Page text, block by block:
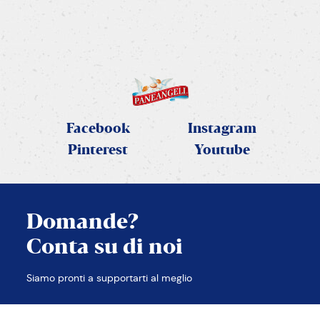
Facebook
Instagram
Pinterest
Youtube
Domande?
Conta su di noi
Siamo pronti a supportarti al meglio